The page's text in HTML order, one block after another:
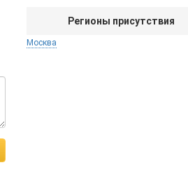
Регионы присутствия
Москва